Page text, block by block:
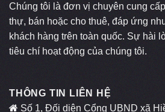
Chúng tôi là đơn vị chuyên cung
thự, bán hoặc cho thuê, đáp ứng
khách hàng trên toàn quốc. Sự hài
tiêu chí hoạt động của chúng tôi.
THÔNG TIN LIÊN HỆ
Số 1, Đối diện Cổng UBND xã